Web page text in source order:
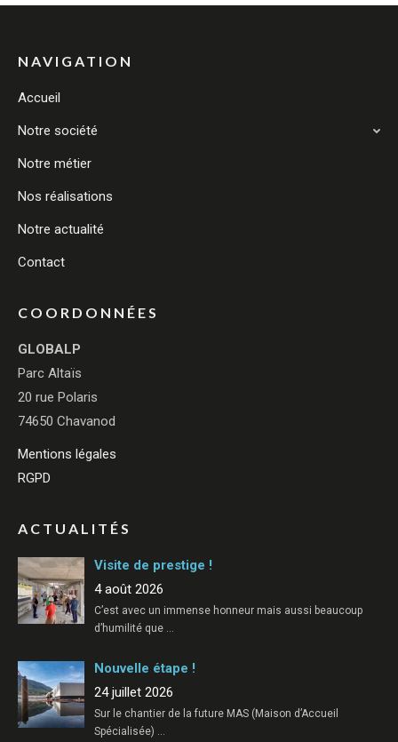
NAVIGATION
Accueil
Notre société
Notre métier
Nos réalisations
Notre actualité
Contact
COORDONNÉES
GLOBALP
Parc Altaïs
20 rue Polaris
74650 Chavanod
Mentions légales
RGPD
ACTUALITÉS
Visite de prestige !
4 août 2026
C’est avec un immense honneur mais aussi beaucoup
d’humilité que
Nouvelle étape !
24 juillet 2026
Sur le chantier de la future MAS (Maison d’Accueil
Spécialisée) …